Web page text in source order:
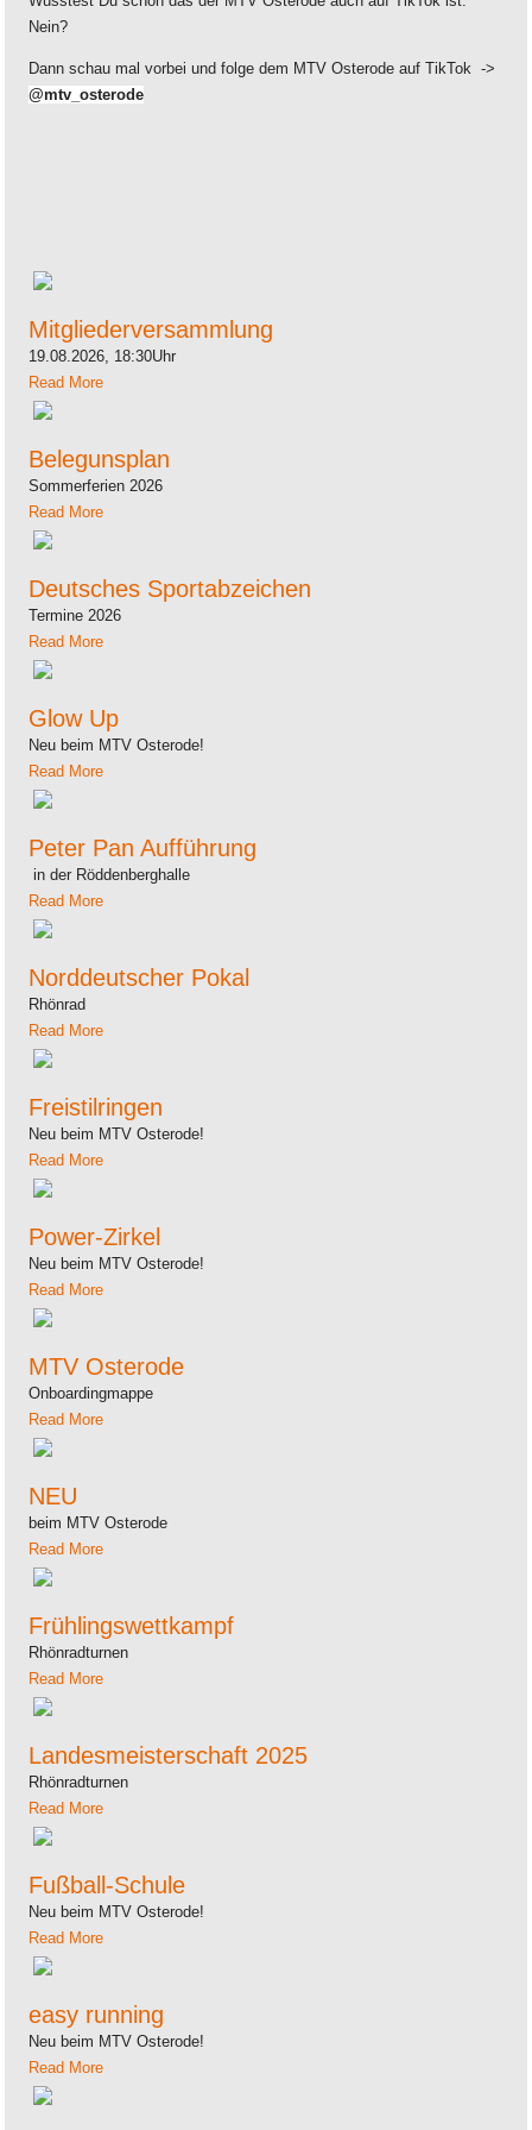
Nein?
Dann schau mal vorbei und folge dem MTV Osterode auf TikTok ->
@mtv_osterode
Mitgliederversammlung
19.08.2026, 18:30Uhr
Read More
Belegunsplan
Sommerferien 2026
Read More
Deutsches Sportabzeichen
Termine 2026
Read More
Glow Up
Neu beim MTV Osterode!
Read More
Peter Pan Aufführung
in der Röddenberghalle
Read More
Norddeutscher Pokal
Rhönrad
Read More
Freistilringen
Neu beim MTV Osterode!
Read More
Power-Zirkel
Neu beim MTV Osterode!
Read More
MTV Osterode
Onboardingmappe
Read More
NEU
beim MTV Osterode
Read More
Frühlingswettkampf
Rhönradturnen
Read More
Landesmeisterschaft 2025
Rhönradturnen
Read More
Fußball-Schule
Neu beim MTV Osterode!
Read More
easy running
Neu beim MTV Osterode!
Read More